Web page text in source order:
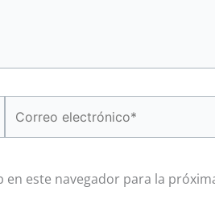
electrónico*
este navegador para la